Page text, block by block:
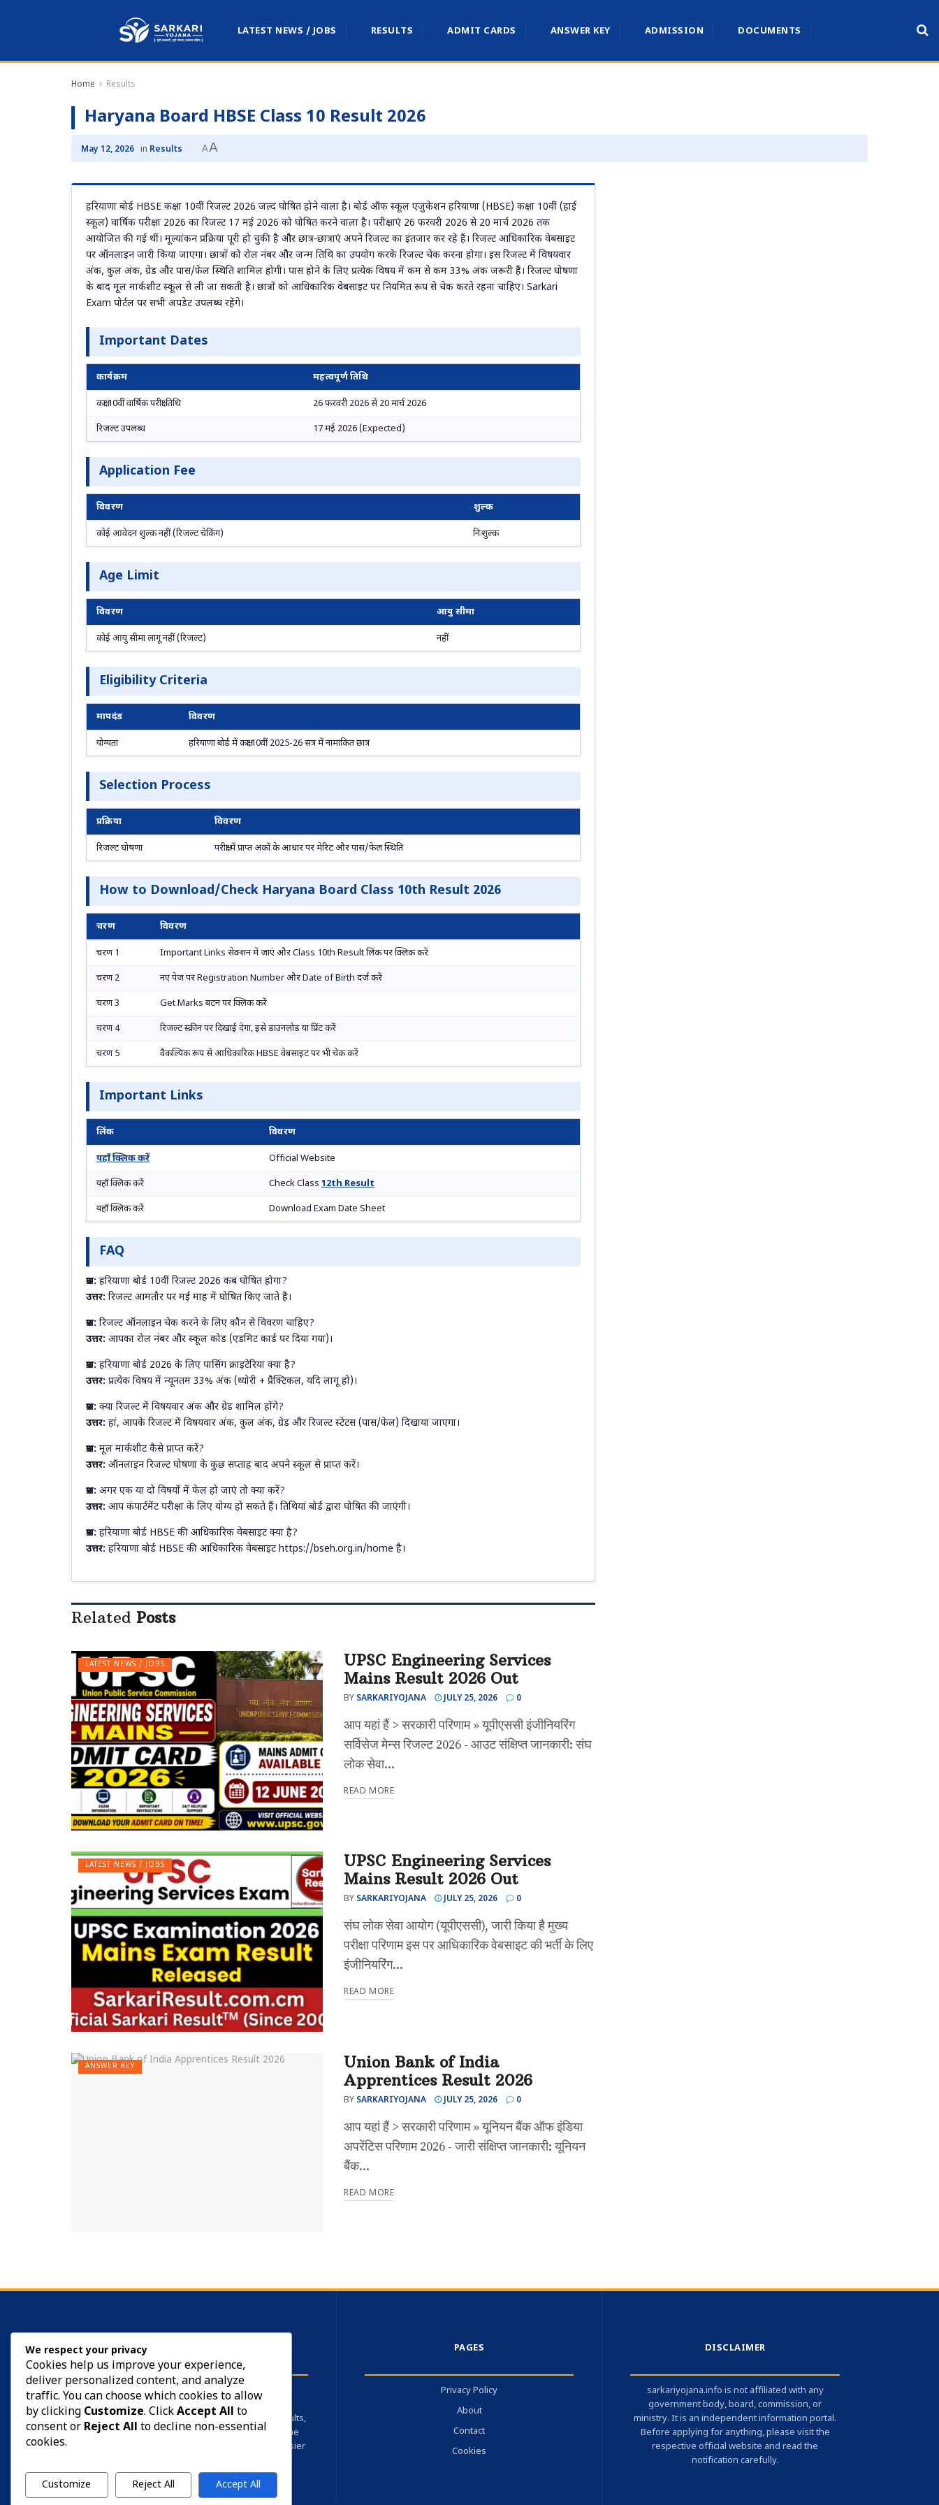
LATEST NEWS / JOBS RESULTS ADMIT CARDS ANSWER KEY ADMISSION DOCUMENTS
Home Results
Haryana Board HBSE Class 10 Result 2026
May 12, 2026 in Results AA
हरियाणा बोर्ड HBSE कक्षा 10वीं रिजल्ट 2026 जल्द घोषित होने वाला है। बोर्ड ऑफ स्कूल एजुकेशन हरियाणा (HBSE) कक्षा 10वीं (हाई
स्कूल) वार्षिक परीक्षा 2026 का रिजल्ट 17 मई 2026 को घोषित करने वाला है। परीक्षाएं 26 फरवरी 2026 से 20 मार्च 2026 तक
आयोजित की गई थीं। मूल्यांकन प्रक्रिया पूरी हो चुकी है और छात्र-छात्राएं अपने रिजल्ट का इंतजार कर रहे हैं। रिजल्ट आधिकारिक वेबसाइट
पर ऑनलाइन जारी किया जाएगा। छात्रों को रोल नंबर और जन्म तिथि का उपयोग करके रिजल्ट चेक करना होगा। इस रिजल्ट में विषयवार
अंक, कुल अंक, ग्रेड और पास/फेल स्थिति शामिल होगी। पास होने के लिए प्रत्येक विषय में कम से कम 33% अंक जरूरी हैं। रिजल्ट घोषणा
के बाद मूल मार्कशीट स्कूल से ली जा सकती है। छात्रों को आधिकारिक वेबसाइट पर नियमित रूप से चेक करते रहना चाहिए। Sarkari
Exam पोर्टल पर सभी अपडेट उपलब्ध रहेंगे।
Important Dates
कार्यक्रम महत्वपूर्ण तिथि
कक्षा 10वीं वार्षिक परीक्षा तिथि 26 फरवरी 2026 से 20 मार्च 2026
रिजल्ट उपलब्ध 17 मई 2026 (Expected)
Application Fee
विवरण शुल्क
कोई आवेदन शुल्क नहीं (रिजल्ट चेकिंग) निःशुल्क
Age Limit
विवरण आयु सीमा
कोई आयु सीमा लागू नहीं (रिजल्ट) नहीं
Eligibility Criteria
मापदंड विवरण
योग्यता हरियाणा बोर्ड में कक्षा 10वीं 2025-26 सत्र में नामांकित छात्र
Selection Process
प्रक्रिया विवरण
रिजल्ट घोषणा परीक्षा में प्राप्त अंकों के आधार पर मेरिट और पास/फेल स्थिति
How to Download/Check Haryana Board Class 10th Result 2026
चरण विवरण
चरण 1 Important Links सेक्शन में जाएं और Class 10th Result लिंक पर क्लिक करें
चरण 2 नए पेज पर Registration Number और Date of Birth दर्ज करें
चरण 3 Get Marks बटन पर क्लिक करें
चरण 4 रिजल्ट स्क्रीन पर दिखाई देगा, इसे डाउनलोड या प्रिंट करें
चरण 5 वैकल्पिक रूप से आधिकारिक HBSE वेबसाइट पर भी चेक करें
Important Links
लिंक विवरण
यहाँ क्लिक करें Official Website
यहाँ क्लिक करें Check Class 12th Result
यहाँ क्लिक करें Download Exam Date Sheet
FAQ
प्रश्न: हरियाणा बोर्ड 10वीं रिजल्ट 2026 कब घोषित होगा?
उत्तर: रिजल्ट आमतौर पर मई माह में घोषित किए जाते हैं।
प्रश्न: रिजल्ट ऑनलाइन चेक करने के लिए कौन से विवरण चाहिए?
उत्तर: आपका रोल नंबर और स्कूल कोड (एडमिट कार्ड पर दिया गया)।
प्रश्न: हरियाणा बोर्ड 2026 के लिए पासिंग क्राइटेरिया क्या है?
उत्तर: प्रत्येक विषय में न्यूनतम 33% अंक (थ्योरी + प्रैक्टिकल, यदि लागू हो)।
प्रश्न: क्या रिजल्ट में विषयवार अंक और ग्रेड शामिल होंगे?
उत्तर: हां, आपके रिजल्ट में विषयवार अंक, कुल अंक, ग्रेड और रिजल्ट स्टेटस (पास/फेल) दिखाया जाएगा।
प्रश्न: मूल मार्कशीट कैसे प्राप्त करें?
उत्तर: ऑनलाइन रिजल्ट घोषणा के कुछ सप्ताह बाद अपने स्कूल से प्राप्त करें।
प्रश्न: अगर एक या दो विषयों में फेल हो जाएं तो क्या करें?
उत्तर: आप कंपार्टमेंट परीक्षा के लिए योग्य हो सकते हैं। तिथियां बोर्ड द्वारा घोषित की जाएंगी।
प्रश्न: हरियाणा बोर्ड HBSE की आधिकारिक वेबसाइट क्या है?
उत्तर: हरियाणा बोर्ड HBSE की आधिकारिक वेबसाइट https://bseh.org.in/home है।
Related Posts
LATEST NEWS / JOBS
UPSC Engineering Services
Mains Result 2026 Out
BY SARKARIYOJANA JULY 25, 2026 0
आप यहां हैं > सरकारी परिणाम » यूपीएससी इंजीनियरिंग
सर्विसेज मेन्स रिजल्ट 2026 - आउट संक्षिप्त जानकारी: संघ
लोक सेवा...
READ MORE
LATEST NEWS / JOBS
UPSC Engineering Services
Mains Result 2026 Out
BY SARKARIYOJANA JULY 25, 2026 0
संघ लोक सेवा आयोग (यूपीएससी), जारी किया है मुख्य
परीक्षा परिणाम इस पर आधिकारिक वेबसाइट की भर्ती के लिए
इंजीनियरिंग...
READ MORE
ANSWER KEY
Union Bank of India
Apprentices Result 2026
BY SARKARIYOJANA JULY 25, 2026 0
आप यहां हैं > सरकारी परिणाम » यूनियन बैंक ऑफ इंडिया
अपरेंटिस परिणाम 2026 - जारी संक्षिप्त जानकारी: यूनियन
बैंक...
READ MORE
SarkariYojana is your trusted employment
companion. We provide all the information
related to government jobs, private jobs, results,
admit cards, and career guidance — all in one
place — so that your job search becomes easier
PAGES
Privacy Policy
About
Contact
Cookies
DISCLAIMER
sarkariyojana.info is not affiliated with any
government body, board, commission, or
ministry. It is an independent information portal.
Before applying for anything, please visit the
respective official website and read the
notification carefully.
We respect your privacy
Cookies help us improve your experience,
deliver personalized content, and analyze
traffic. You can choose which cookies to allow
by clicking Customize. ClickAccept All to
consent or Reject All to decline non-essential
cookies.
Customize Reject All Accept All